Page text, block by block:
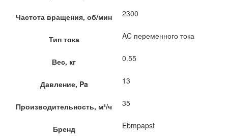
Частота вращения, об/мин 2300
Тип тока AC переменного тока
Вес, кг 0.55
Давление, Pa 13
Производительность, м³/ч 35
Бренд
Ebmpapst